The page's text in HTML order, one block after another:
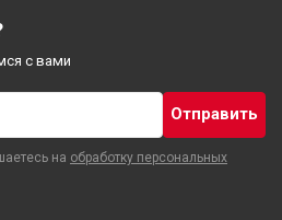
с вами
на обработку персональных